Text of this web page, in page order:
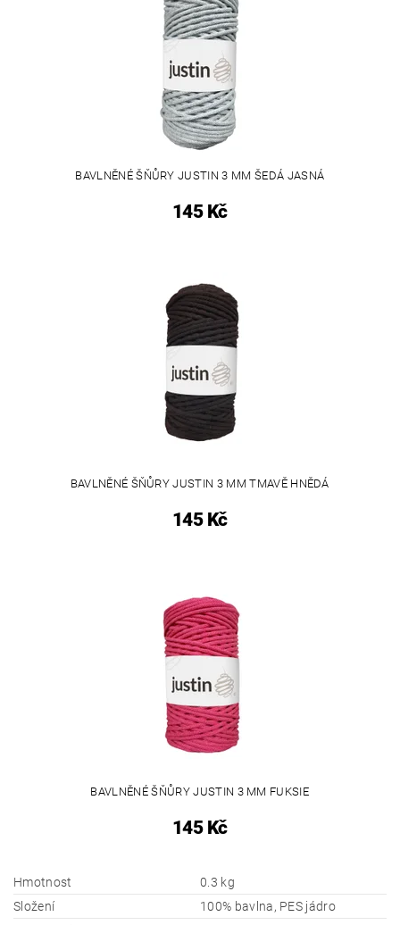
BAVLNĚNÉ ŠŇŮRY JUSTIN 3 MM ŠEDÁ JASNÁ
145 Kč
BAVLNĚNÉ ŠŇŮRY JUSTIN 3 MM TMAVĚ HNĚDÁ
145 Kč
BAVLNĚNÉ ŠŇŮRY JUSTIN 3 MM FUKSIE
145 Kč
Hmotnost
0.3 kg
Složení
100% bavlna, PES jádro